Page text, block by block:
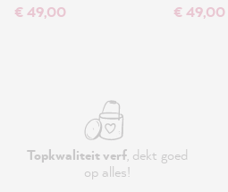
€ 49,00 € 49,00
Topkwaliteit verf, dekt goed
op alles!